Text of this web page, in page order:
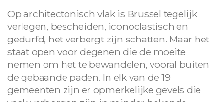
Op architectonisch vlak is Brussel tegelijk
verlegen, bescheiden, iconoclastisch en
gedurfd, het verbergt zijn schatten. Maar het
staat open voor degenen die de moeite
nemen om het te bewandelen, vooral buiten
de gebaande paden. In elk van de 19
gemeenten zijn er opmerkelijke gevels die